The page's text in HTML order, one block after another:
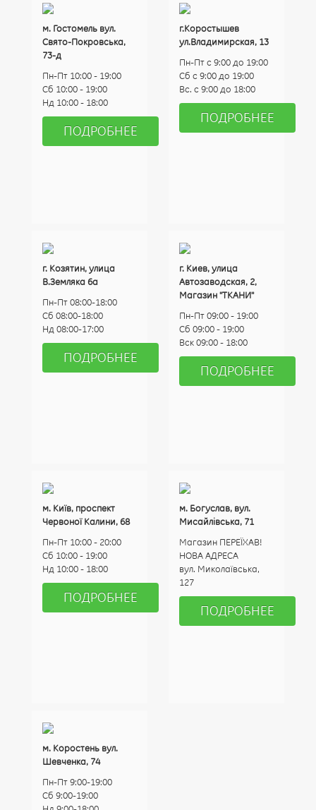
м. Гостомель вул.
Свято-Покровська,
73-д
Пн-Пт 10:00 - 19:00
Сб 10:00 - 19:00
Нд 10:00 - 18:00
ПОДРОБНЕЕ
г.Коростышев
ул.Владимирская, 13
Пн-Пт с 9:00 до 19:00
Сб с 9:00 до 19:00
Вс. с 9:00 до 18:00
ПОДРОБНЕЕ
г. Козятин, улица
В.Земляка 6а
Пн-Пт 08:00-18:00
Сб 08:00-18:00
Нд 08:00-17:00
ПОДРОБНЕЕ
г. Киев, улица
Автозаводская, 2,
Магазин "ТКАНИ"
Пн-Пт 09:00 - 19:00
Сб 09:00 - 19:00
Вск 09:00 - 18:00
ПОДРОБНЕЕ
м. Київ, проспект
Червоної Калини, 68
Пн-Пт 10:00 - 20:00
Сб 10:00 - 19:00
Нд 10:00 - 18:00
ПОДРОБНЕЕ
м. Богуслав, вул.
Мисайлівська, 71
Магазин ПЕРЕЇХАВ!
НОВА АДРЕСА
вул. Миколаївська,
127
ПОДРОБНЕЕ
м. Коростень вул.
Шевченка, 74
Пн-Пт 9:00-19:00
Сб 9:00-19:00